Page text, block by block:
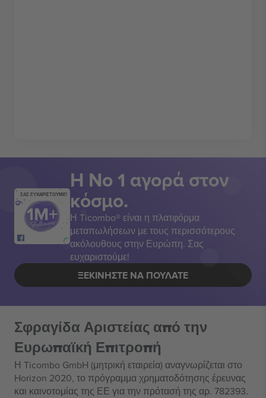
ΣΑΣ ΕΥΧΑΡΙΣΤΟΥΜΕ!
Η Νο 1 αγορά στον
κόσμο.
Η Ticombo® είναι η πλατφόρμα
μεταπωλήσεων με τους περισσότερους
ακόλουθους στην Ευρώπη. Σας
ευχαριστούμε!
ΞΕΚΙΝΉΣΤΕ ΝΑ ΠΟΥΛΆΤΕ
Σφραγίδα Αριστείας από την
Ευρωπαϊκή Επιτροπή
Η Ticombo GmbH (μητρική εταιρεία) αναγνωρίζεται στο
Horizon 2020, το πρόγραμμα χρηματοδότησης έρευνας
και καινοτομίας της ΕΕ για την πρότασή της αρ. 782393.